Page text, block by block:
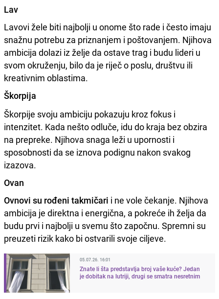
Lav
Lavovi žele biti najbolji u onome što rade i često imaju
snažnu potrebu za priznanjem i poštovanjem. Njihova
ambicija dolazi iz želje da ostave trag i budu lideri u
svom okruženju, bilo da je riječ o poslu, društvu ili
kreativnim oblastima.
Škorpija
Škorpije svoju ambiciju pokazuju kroz fokus i
intenzitet. Kada nešto odluče, idu do kraja bez obzira
na prepreke. Njihova snaga leži u upornosti i
sposobnosti da se iznova podignu nakon svakog
izazova.
Ovan
Ovnovi su rođeni takmičari i ne vole čekanje. Njihova
ambicija je direktna i energična, a pokreće ih želja da
budu prvi i najbolji u svemu što započnu. Spremni su
preuzeti rizik kako bi ostvarili svoje ciljeve.
05.07.26. 16:01
Znate li šta predstavlja broj vaše kuće? Jedan
je dobitak na lutriji, drugi se smatra nesretnim